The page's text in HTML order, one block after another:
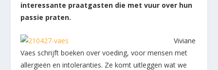
interessante praatgasten die met vuur over hun
passie praten.
Viviane
Vaes schrijft boeken over voeding, voor mensen met
allergieën en intoleranties. Ze komt uitleggen wat we